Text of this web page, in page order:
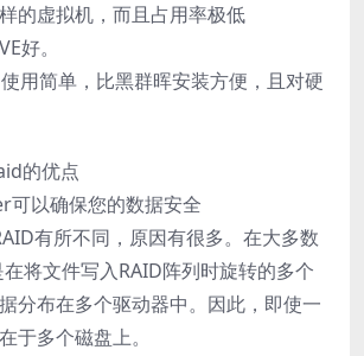
的虚拟机，而且占用率极低
好。
用简单，比黑群晖安装方便，且对硬
的优点
可以确保您的数据安全
有所不同，原因有很多。在大多数
将文件写入RAID阵列时旋转的多个
分布在多个驱动器中。因此，即使一
于多个磁盘上。